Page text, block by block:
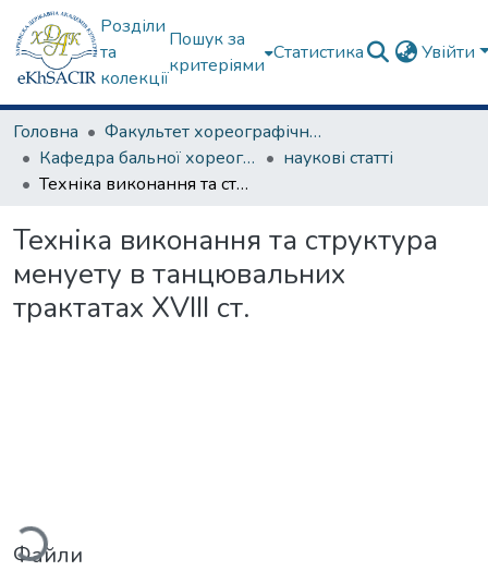
Розділи
та
колекції
Пошук за
критеріями
Статистика Увійти
Головна
Факультет хореографічного мистецтва
Кафедра бальної хореографії
наукові статті
Техніка виконання та структура менуету в танцювальних трактатах XVIII ст.
Техніка виконання та структура
менуету в танцювальних
трактатах XVIII ст.
Вантажиться...
Файли